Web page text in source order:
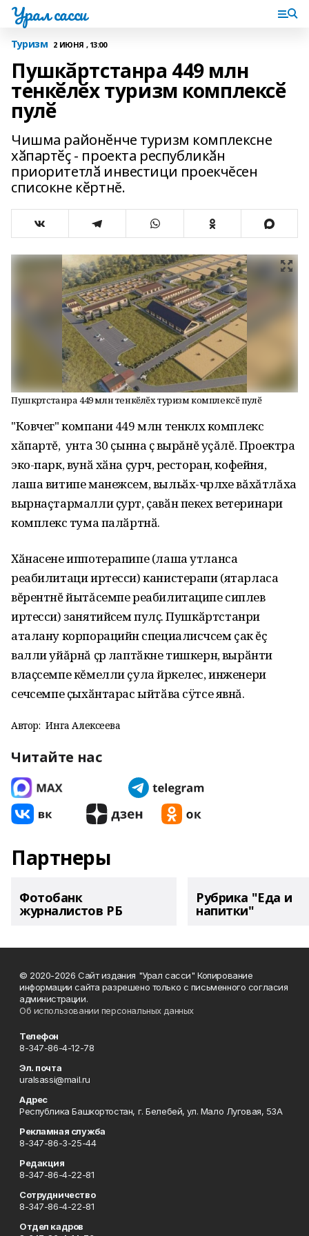
Урал сасси
Туризм 2 ИЮНЯ , 13:00
Пушкӑртстанра 449 млн
тенкӗлӗх туризм комплексӗ
пулӗ
Чишма районӗнче туризм комплексне
хӑпартӗҫ - проекта республикӑн
приоритетлӑ инвестици проекчĕсен
списокне кӗртнĕ.
Пушкӑртстанра 449 млн тенкӗлӗх туризм комплексӗ пулӗ
"Ковчег" компани 449 млн тенкӗлӗх комплекс
хăпартĕ, унта 30 ҫынна ӗҫ вырăнĕ уçăлĕ.Проектра
эко-парк, вунӑ хӑна ҫурчӗ, ресторан, кофейня,
лаша витипе манежсем, выльӑх-чӗрлӗхе вăхăтлăха
вырнаçтармалли ҫурт, ҫавӑн пекех ветеринари
комплексӗ тума палӑртнӑ.
Хӑнасенеиппотерапипе(лаша утланса
реабилитаци иртесси) канистерапи(ятарласа
вĕрентнĕ йытăсемпе реабилитаципе сиплев
иртесси) занятийӗсемпулӗҫ.Пушкӑртстанри
аталанукорпорацийӗнспециалисчӗсем çак ĕç
валли уйăрнă ҫӗр лаптӑкнетишкернӗ, вырӑнти
влаҫсемпе кĕмелли çула йӗркелес, инженери
сечӗсемпе ҫыхӑнтарас ыйтӑва сÿтсе явнă.
Автор: Инга Алексеева
Читайте нас
Партнеры
Фотобанк
журналистов РБ
Рубрика "Еда и
напитки"
© 2020-2026 Сайт издания "Урал сасси" Копирование
информации сайта разрешено только с письменного согласия
администрации.
Об использовании персональных данных
Телефон
8-347-86-4-12-78
Эл. почта
uralsassi@mail.ru
Адрес
Республика Башкортостан, г. Белебей, ул. Мало Луговая, 53А
Рекламная служба
8-347-86-3-25-44
Редакция
8-347-86-4-22-81
Сотрудничество
8-347-86-4-22-81
Отдел кадров